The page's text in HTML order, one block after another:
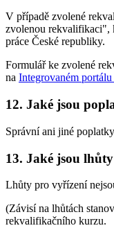
V případě zvolené
zvolenou rekvalifikaci",
práce České republiky.
Formulář ke zvolené
na Integrovaném
12. Jaké jsou
Správní ani jiné
13. Jaké jsou
Lhůty pro vyřízení
(Závisí na lhůtách
rekvalifikačního kurzu.